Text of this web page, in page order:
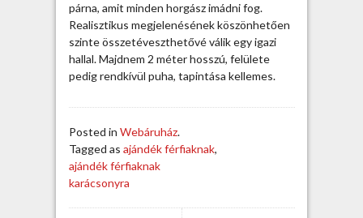
é
a
k
n
k
párna, amit minden horgász imádni fog.
Realisztikus megjelenésének köszönhetően
szinte összetéveszthetővé válik egy igazi
hallal. Majdnem 2 méter hosszú, felülete
pedig rendkívül puha, tapintása kellemes.
Posted in Webáruház.
Tagged as ajándék férfiaknak,
ajándék férfiaknak
karácsonyra